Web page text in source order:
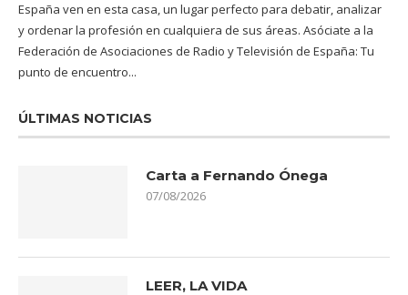
España ven en esta casa, un lugar perfecto para debatir, analizar
y ordenar la profesión en cualquiera de sus áreas. Asóciate a la
Federación de Asociaciones de Radio y Televisión de España: Tu
punto de encuentro...
ÚLTIMAS NOTICIAS
Carta a Fernando Ónega
07/08/2026
LEER, LA VIDA